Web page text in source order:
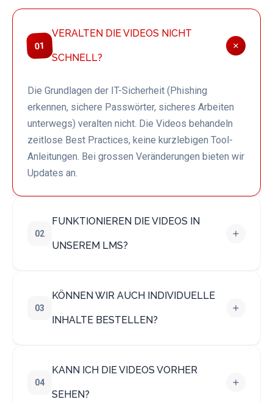
01
VERALTEN DIE VIDEOS NICHT
SCHNELL?
Die Grundlagen der IT-Sicherheit (Phishing
erkennen, sichere Passwörter, sicheres Arbeiten
unterwegs) veralten nicht. Die Videos behandeln
zeitlose Best Practices, keine kurzlebigen Tool-
Anleitungen. Bei grossen Veränderungen bieten wir
Updates an.
02
FUNKTIONIEREN DIE VIDEOS IN
UNSEREM LMS?
03
KÖNNEN WIR AUCH INDIVIDUELLE
INHALTE BESTELLEN?
04
KANN ICH DIE VIDEOS VORHER
SEHEN?